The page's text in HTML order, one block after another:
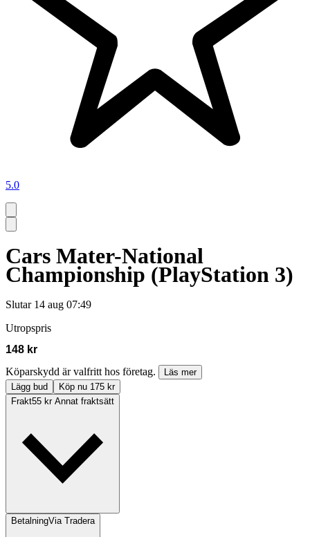
5.0
Cars Mater-National
Championship (PlayStation 3)
Slutar 14 aug 07:49
Utropspris
148 kr
Köparskydd är valfritt hos företag.
Läs mer
Lägg bud
Köp nu 175 kr
Frakt55 kr Annat fraktsätt
BetalningVia Tradera